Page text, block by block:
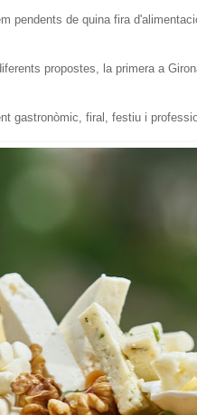
pendents de quina fira
propostes, la primera a
gastronòmic, firal, festiu i